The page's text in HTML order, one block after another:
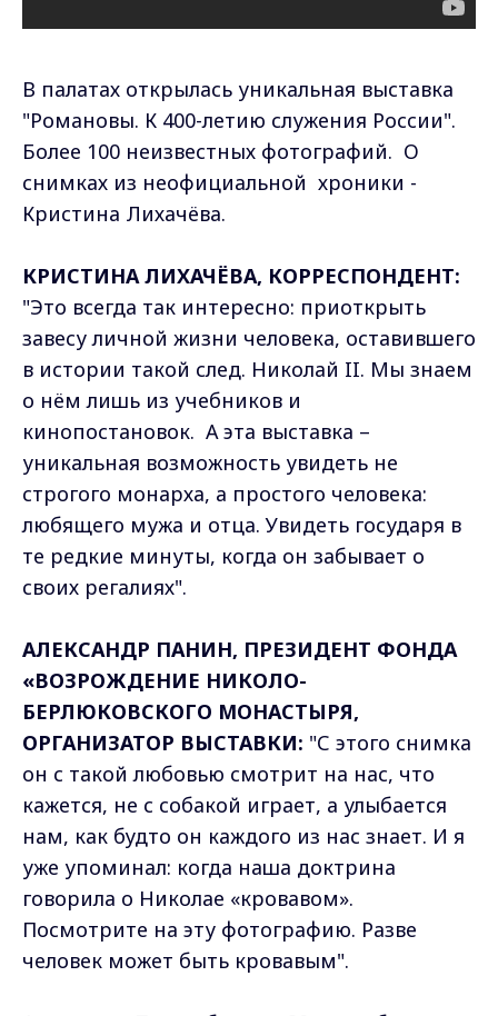
В палатах открылась уникальная выставка
"Романовы. К 400-летию служения Росcии".
Более 100 неизвестных фотографий. О
снимках из неофициальной хроники -
Кристина Лихачёва.
КРИСТИНА ЛИХАЧЁВА, КОРРЕСПОНДЕНТ:
"Это всегда так интересно: приоткрыть
завесу личной жизни человека, оставившего
в истории такой след. Николай II. Мы знаем
о нём лишь из учебников и
кинопостановок. А эта выставка –
уникальная возможность увидеть не
строгого монарха, а простого человека:
любящего мужа и отца. Увидеть государя в
те редкие минуты, когда он забывает о
своих регалиях".
АЛЕКСАНДР ПАНИН, ПРЕЗИДЕНТ ФОНДА
«ВОЗРОЖДЕНИЕ НИКОЛО-
БЕРЛЮКОВСКОГО МОНАСТЫРЯ,
ОРГАНИЗАТОР ВЫСТАВКИ: "С этого снимка
он с такой любовью смотрит на нас, что
кажется, не с собакой играет, а улыбается
нам, как будто он каждого из нас знает. И я
уже упоминал: когда наша доктрина
говорила о Николае «кровавом».
Посмотрите на эту фотографию. Разве
человек может быть кровавым".